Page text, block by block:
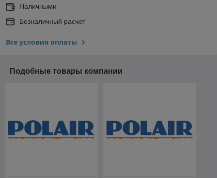
Наличными
Безналичный расчет
Все условия оплаты
Подобные товары компании